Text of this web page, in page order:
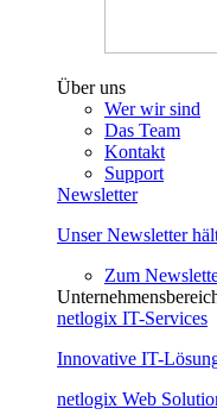
Über uns
Wer wir sind
Das Team
Kontakt
Support
Newsletter
Unser Newsletter
Zum
netlogix IT-Services
Innovative IT-
netlogix Web